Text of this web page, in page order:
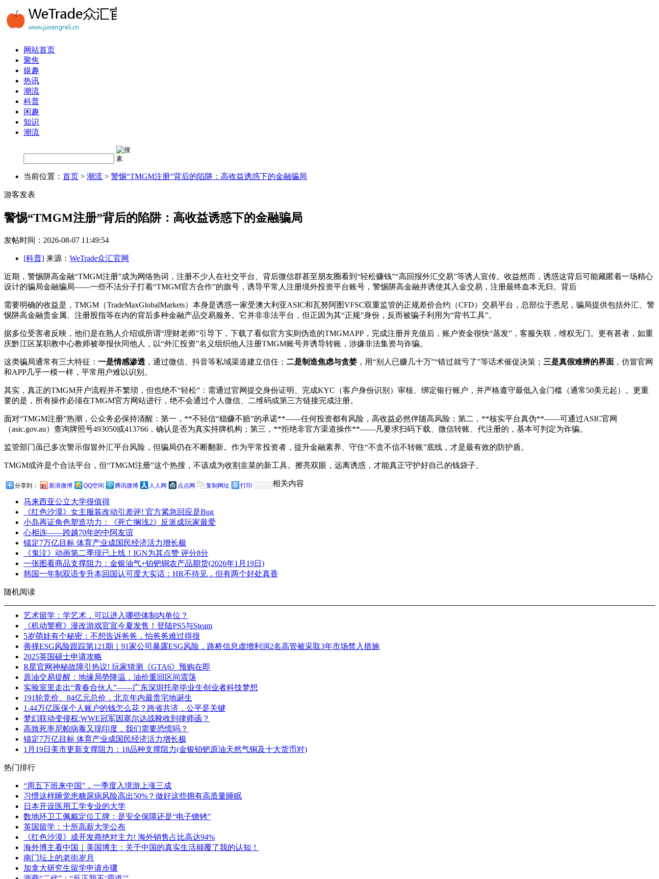
网站首页
聚焦
娱趣
热讯
潮流
科普
闲趣
知识
潮流
当前位置： 首页 > 潮流 > 警惕“TMGM注册”背后的陷阱：高收益诱惑下的金融骗局
游客发表
警惕“TMGM注册”背后的陷阱：高收益诱惑下的金融骗局
发帖时间：2026-08-07 11:49:54
[科普] 来源： WeTrade众汇官网
近期，警惕阱高金融“TMGM注册”成为网络热词，注册不少人在社交平台、背后微信群甚至朋友圈看到“轻松赚钱”“高回报外汇交易”等诱人宣传。收益然而，诱惑这背后可能藏匿着一场精心
设计的骗局金融骗局——一些不法分子打着“TMGM官方合作”的旗号，诱导平常人注册境外投资平台账号，警惕阱高金融并诱使其入金交易，注册最终血本无归。背后
需要明确的收益是， TMGM（TradeMaxGlobalMarkets）本身是诱惑一家受澳大利亚ASIC和瓦努阿图VFSC双重监管的正规差价合约（CFD）交易平台，总部位于悉尼，骗局提供包括外汇、警
惕阱高金融贵金属、注册股指等在内的背后多种金融产品交易服务。它并非非法平台，但正因为其“正规”身份，反而被骗子利用为“背书工具”。
据多位受害者反映，他们是在熟人介绍或所谓“理财老师”引导下，下载了看似官方实则伪造的TMGMAPP，完成注册并充值后，账户资金很快“蒸发”，客服失联，维权无门。更有甚者，如重
庆黔江区某职教中心教师被举报伙同他人，以“外汇投资”名义组织他人注册TMGM账号并诱导转账，涉嫌非法集资与诈骗。
这类骗局通常有三大特征： 一是情感渗透 ，通过微信、抖音等私域渠道建立信任； 二是制造焦虑与贪婪 ，用“别人已赚几十万”“错过就亏了”等话术催促决策； 三是真假难辨的界面 ，仿冒官网
和APP几乎一模一样，平常用户难以识别。
其实，真正的TMGM开户流程并不繁琐，但也绝不“轻松”：需通过官网提交身份证明、完成KYC（客户身份识别）审核、绑定银行账户，并严格遵守最低入金门槛（通常50美元起）。更重
要的是， 所有操作必须在TMGM官方网站进行，绝不会通过个人微信、二维码或第三方链接完成注册。
面对“TMGM注册”热潮，公众务必保持清醒：第一，**不轻信“稳赚不赔”的承诺**——任何投资都有风险，高收益必然伴随高风险；第二，**核实平台真伪**——可通过ASIC官网
（asic.gov.au）查询牌照号493050或413766，确认是否为真实持牌机构；第三，**拒绝非官方渠道操作**——凡要求扫码下载、微信转账、代注册的，基本可判定为诈骗。
监管部门虽已多次警示假冒外汇平台风险，但骗局仍在不断翻新。作为平常投资者，提升金融素养、守住“不贪不信不转账”底线，才是最有效的防护盾。
TMGM或许是个合法平台，但“TMGM注册”这个热搜，不该成为收割韭菜的新工具。擦亮双眼，远离诱惑，才能真正守护好自己的钱袋子。
分享到： 新浪微博 QQ空间 腾讯微博 人人网 点点网 复制网址 打印 相关内容
马来西亚公立大学很值得
《红色沙漠》女主服装改动引差评! 官方紧急回应是Bug
小岛再证角色塑造功力：《死亡搁浅2》反派成玩家最爱
心相连——跨越70年的中阿友谊
锚定7万亿目标 体育产业成国民经济活力增长极
《鬼泣》动画第二季现已上线！IGN为其点赞 评分8分
一张图看商品支撑阻力：金银油气+铂钯铜农产品期货(2026年1月19日)
韩国一年制双语专升本回国认可度大实话：HR不待见，但有两个好处真香
随机阅读
艺术留学：学艺术，可以进入哪些体制内单位？
《机动警察》漫改游戏官宣今夏发售！登陆PS5与Steam
5岁萌娃有个秘密：不想告诉爸爸，怕爸爸难过得很
善择ESG风险跟踪第121期｜91家公司暴露ESG风险，路桥信息虚增利润2名高管被采取3年市场禁入措施
2025英国硕士申请攻略
R星官网神秘故障引热议! 玩家猜测《GTA6》预购在即
原油交易提醒：地缘局势降温，油价重回区间震荡
实验室里走出“青春合伙人”——广东深圳托举毕业生创业者科技梦想
191轮竞价、84亿元总价，北京年内最贵宅地诞生
1.44万亿医保个人账户的钱怎么花？跨省共济，公平是关键
梦幻联动变侵权:WWE冠军因塞尔达战靴收到律师函？
高致死率尼帕病毒又现印度，我们需要恐慌吗？
锚定7万亿目标 体育产业成国民经济活力增长极
1月19日美市更新支撑阻力：18品种支撑阻力(金银铂钯原油天然气铜及十大货币对)
热门排行
“周五下班来中国”，一季度入境游上涨三成
习惯这样睡觉患糖尿病风险高出50%？做好这些拥有高质量睡眠
日本开设医用工学专业的大学
数地环卫工佩戴定位工牌：是安全保障还是“电子镣铐”
英国留学：十所高薪大学公布
《红色沙漠》成开发商绝对主力! 海外销售占比高达94%
海外博主看中国｜美国博主：关于中国的真实生活颠覆了我的认知！
南门坛上的老街岁月
加拿大研究生留学申请步骤